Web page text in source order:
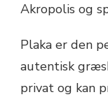
Akropolis og
Plaka er den
autentisk
privat og kan